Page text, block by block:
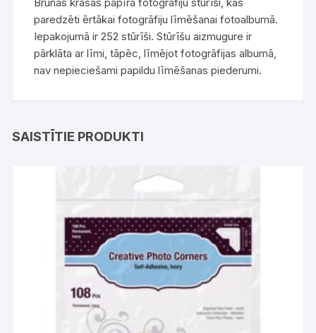
Brūnas krāsas papīra fotogrāfiju stūrīši, kas
paredzēti ērtākai fotogrāfiju līmēšanai fotoalbumā.
Iepakojumā ir 252 stūrīši. Stūrīšu aizmugure ir
pārklāta ar līmi, tāpēc, līmējot fotogrāfijas albumā,
nav nepieciešami papildu līmēšanas piederumi.
SAISTĪTIE PRODUKTI